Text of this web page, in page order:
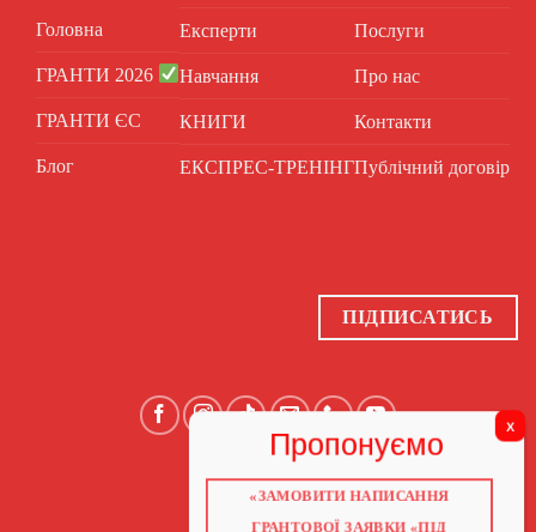
Головна
ГРАНТИ 2026
ГРАНТИ ЄС
Блог
Експерти
Навчання
КНИГИ
ЕКСПРЕС-ТРЕНІНГ
Послуги
Про нас
Контакти
Публічний договір
ПІДПИСАТИСЬ
ГОЛОВНА
«ЗАМОВИТИ НАПИСАННЯ
ГРАНТОВОЇ ЗАЯВКИ «ПІД